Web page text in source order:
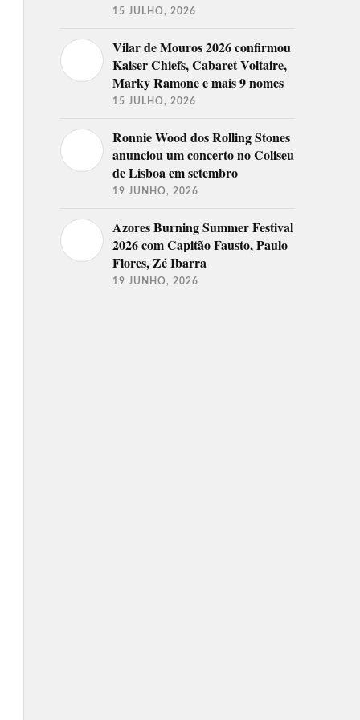
15 JULHO, 2026
Vilar de Mouros 2026 confirmou
Kaiser Chiefs, Cabaret Voltaire,
Marky Ramone e mais 9 nomes
15 JULHO, 2026
Ronnie Wood dos Rolling Stones
anunciou um concerto no Coliseu
de Lisboa em setembro
19 JUNHO, 2026
Azores Burning Summer Festival
2026 com Capitão Fausto, Paulo
Flores, Zé Ibarra
19 JUNHO, 2026